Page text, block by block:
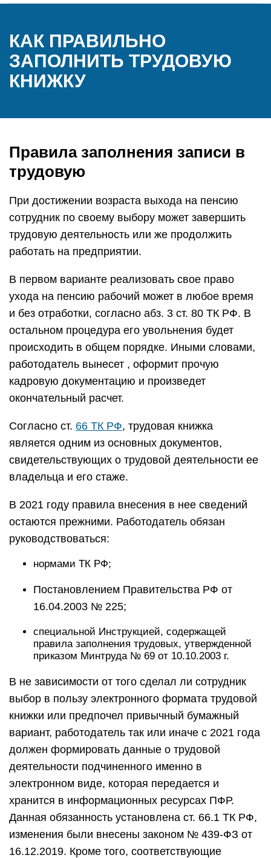
КАК ПРАВИЛЬНО
ЗАПОЛНИТЬ ТРУДОВУЮ
КНИЖКУ
Правила заполнения записи в
трудовую
При достижении возраста выхода на пенсию
сотрудник по своему выбору может завершить
трудовую деятельность или же продолжить
работать на предприятии.
В первом варианте реализовать свое право
ухода на пенсию рабочий может в любое время
и без отработки, согласно абз. 3 ст. 80 ТК РФ. В
остальном процедура его увольнения будет
происходить в общем порядке. Иными словами,
работодатель вынесет , оформит прочую
кадровую документацию и произведет
окончательный расчет.
Согласно ст. 66 ТК РФ, трудовая книжка
является одним из основных документов,
свидетельствующих о трудовой деятельности ее
владельца и его стаже.
В 2021 году правила внесения в нее сведений
остаются прежними. Работодатель обязан
руководствоваться:
нормами ТК РФ;
Постановлением Правительства РФ от
16.04.2003 № 225;
специальной Инструкцией, содержащей
правила заполнения трудовых, утвержденной
приказом Минтруда № 69 от 10.10.2003 г.
В не зависимости от того сделал ли сотрудник
выбор в пользу электронного формата трудовой
книжки или предпочел привычный бумажный
вариант, работодатель так или иначе с 2021 года
должен формировать данные о трудовой
деятельности подчиненного именно в
электронном виде, которая передается и
хранится в информационных ресурсах ПФР.
Данная обязанность установлена ст. 66.1 ТК РФ,
изменения были внесены законом № 439-ФЗ от
16.12.2019. Кроме того, соответствующие